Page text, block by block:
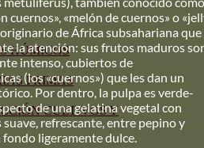
HÚMICOS
PRIMAS
CULTIVOS Y
cuernos», «melón de cuernos» o
de África subsahariana que
la atención: sus frutos maduros
intenso, cubiertos de
(los «cuernos») que les dan un
Por dentro, la pulpa es verde-
de una gelatina vegetal con
suave, refrescante, entre pepino y
ligeramente dulce.